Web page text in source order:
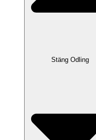
Stäng Odling